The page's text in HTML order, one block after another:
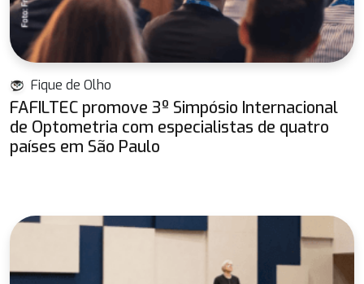
Fique de Olho
FAFILTEC promove 3º Simpósio Internacional
de Optometria com especialistas de quatro
países em São Paulo